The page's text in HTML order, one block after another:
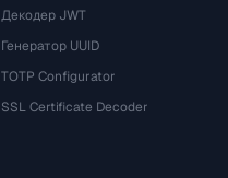
Декодер JWT
Генератор UUID
TOTP Configurator
SSL Certificate Decoder